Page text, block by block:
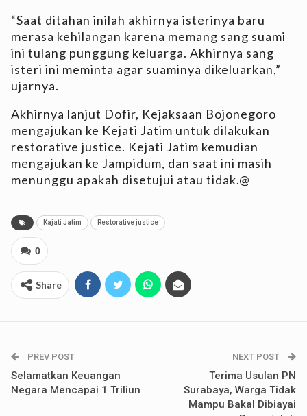
“Saat ditahan inilah akhirnya isterinya baru
merasa kehilangan karena memang sang suami
ini tulang punggung keluarga. Akhirnya sang
isteri ini meminta agar suaminya dikeluarkan,”
ujarnya.
Akhirnya lanjut Dofir, Kejaksaan Bojonegoro
mengajukan ke Kejati Jatim untuk dilakukan
restorative justice. Kejati Jatim kemudian
mengajukan ke Jampidum, dan saat ini masih
menunggu apakah disetujui atau tidak.@
Kajati Jatim Restorative justice
0
Share
PREV POST
Selamatkan Keuangan
Negara Mencapai 1 Triliun
NEXT POST
Terima Usulan PN
Surabaya, Warga Tidak
Mampu Bakal Dibiayai